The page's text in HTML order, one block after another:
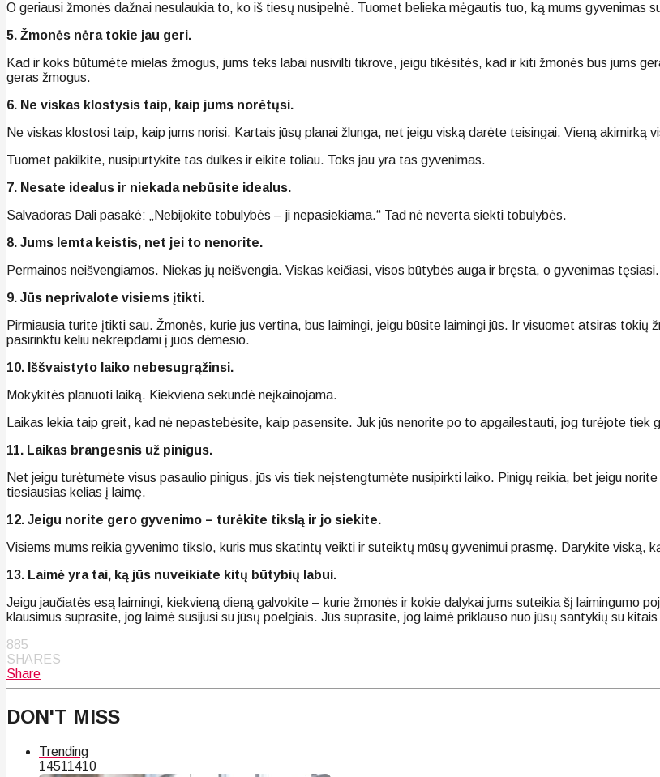
O geriausi žmonės dažnai nesulaukia to, ko iš tiesų nusipelnė. Tuomet belieka mėgautis tuo, ką mums
5. Žmonės nėra tokie jau geri.
Kad ir koks būtumėte mielas žmogus, jums teks labai nusivilti tikrove, jeigu tikėsitės, kad ir kiti žmonės bus jums
geras žmogus.
6. Ne viskas klostysis taip, kaip jums norėtųsi.
Ne viskas klostosi taip, kaip jums norisi. Kartais jūsų planai žlunga, net jeigu viską darėte teisingai. Vieną akimirką
Tuomet pakilkite, nusipurtykite tas dulkes ir eikite toliau. Toks jau yra tas gyvenimas.
7. Nesate idealus ir niekada nebūsite idealus.
Salvadoras Dali pasakė: „Nebijokite tobulybės – ji nepasiekiama.“ Tad nė neverta siekti tobulybės.
8. Jums lemta keistis, net jei to nenorite.
Permainos neišvengiamos. Niekas jų neišvengia. Viskas keičiasi, visos būtybės auga ir bręsta, o gyvenimas
9. Jūs neprivalote visiems įtikti.
Pirmiausia turite įtikti sau. Žmonės, kurie jus vertina, bus laimingi, jeigu būsite laimingi jūs. Ir visuomet atsiras
pasirinktu keliu nekreipdami į juos dėmesio.
10. Iššvaistyto laiko nebesugrąžinsi.
Mokykitės planuoti laiką. Kiekviena sekundė neįkainojama.
Laikas lekia taip greit, kad nė nepastebėsite, kaip pasensite. Juk jūs nenorite po to apgailestauti, jog turėjote tiek
11. Laikas brangesnis už pinigus.
Net jeigu turėtumėte visus pasaulio pinigus, jūs vis tiek neįstengtumėte nusipirkti laiko. Pinigų reikia, bet jeigu
tiesiausias kelias į laimę.
12. Jeigu norite gero gyvenimo – turėkite tikslą ir jo siekite.
Visiems mums reikia gyvenimo tikslo, kuris mus skatintų veikti ir suteiktų mūsų gyvenimui prasmę. Darykite viską,
13. Laimė yra tai, ką jūs nuveikiate kitų būtybių labui.
Jeigu jaučiatės esą laimingi, kiekvieną dieną galvokite – kurie žmonės ir kokie dalykai jums suteikia šį laimingumo
klausimus suprasite, jog laimė susijusi su jūsų poelgiais. Jūs suprasite, jog laimė priklauso nuo jūsų santykių su
885
SHARES
Share
DON'T MISS
Trending
14511410